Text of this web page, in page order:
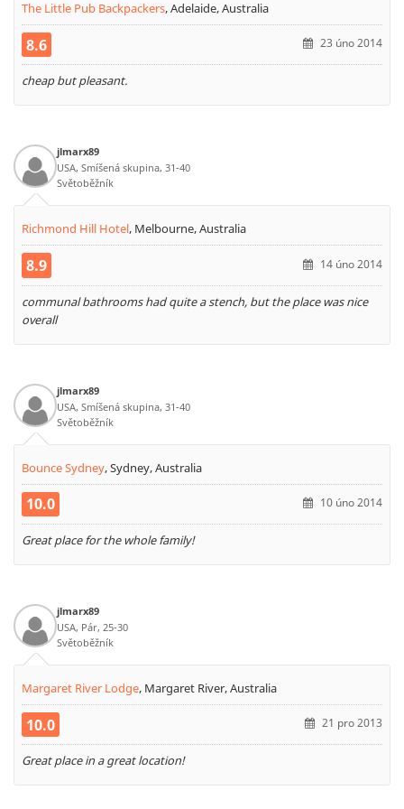
The Little Pub Backpackers,Adelaide, Australia
8.6 23 úno 2014
cheap but pleasant.
jlmarx89
USA, Smíšená skupina, 31-40
Světoběžník
Richmond Hill Hotel, Melbourne, Australia
8.9 14 úno 2014
communal bathrooms had quite a stench, but the place was nice
overall
jlmarx89
USA, Smíšená skupina, 31-40
Světoběžník
Bounce Sydney,Sydney, Australia
10.0 10 úno 2014
Great place for the whole family!
jlmarx89
USA, Pár, 25-30
Světoběžník
Margaret River Lodge, Margaret River, Australia
10.0 21 pro 2013
Great place in a great location!